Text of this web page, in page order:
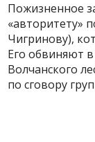
Пожизненное
«авторитету»
Чигринову),
Его обвиняют
Волчанского
по сговору